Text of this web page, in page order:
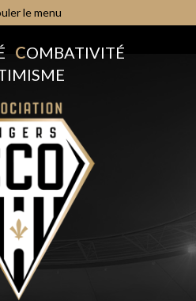
le menu
COMBATIVITÉ